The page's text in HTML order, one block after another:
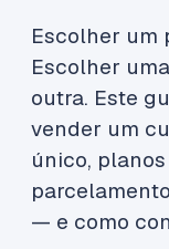
Escolher um
Escolher
outra. Este
vender um
único,
— e como